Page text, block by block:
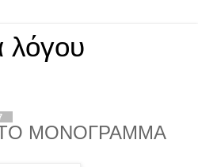
λόγου
ΤΟ ΜΟΝΟΓΡΑΜΜΑ